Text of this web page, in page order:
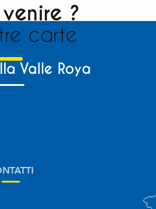
?
carte
Valle Roya